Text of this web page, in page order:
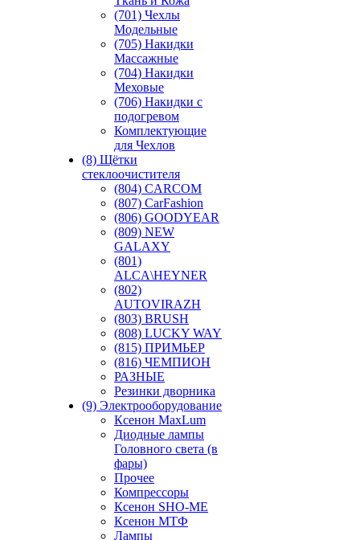
(701) Чехлы
Модельные
(705) Накидки
Массажные
(704) Накидки
Меховые
(706) Накидки с
подогревом
Комплектующие
для Чехлов
(8) Щётки
стеклоочистителя
(804) CARCOM
(807) CarFashion
(806) GOODYEAR
(809) NEW
GALAXY
(801)
ALCA\HEYNER
(802)
AUTOVIRAZH
(803) BRUSH
(808) LUCKY WAY
(815) ПРИМЬЕР
(816) ЧЕМПИОН
РАЗНЫЕ
Резинки дворника
(9) Электрооборудование
Ксенон MaxLum
Диодные лампы
Головного света (в
фары)
Прочее
Компрессоры
Ксенон SHO-ME
Ксенон МТФ
Лампы